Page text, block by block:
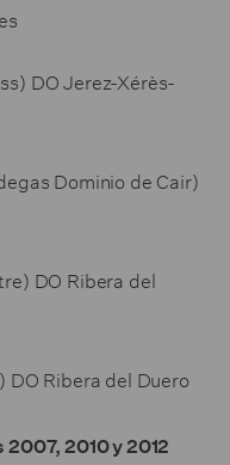
DO Jerez-Xérès-
Dominio de Cair)
DO Ribera del
DO Ribera del Duero
2010 y 2012